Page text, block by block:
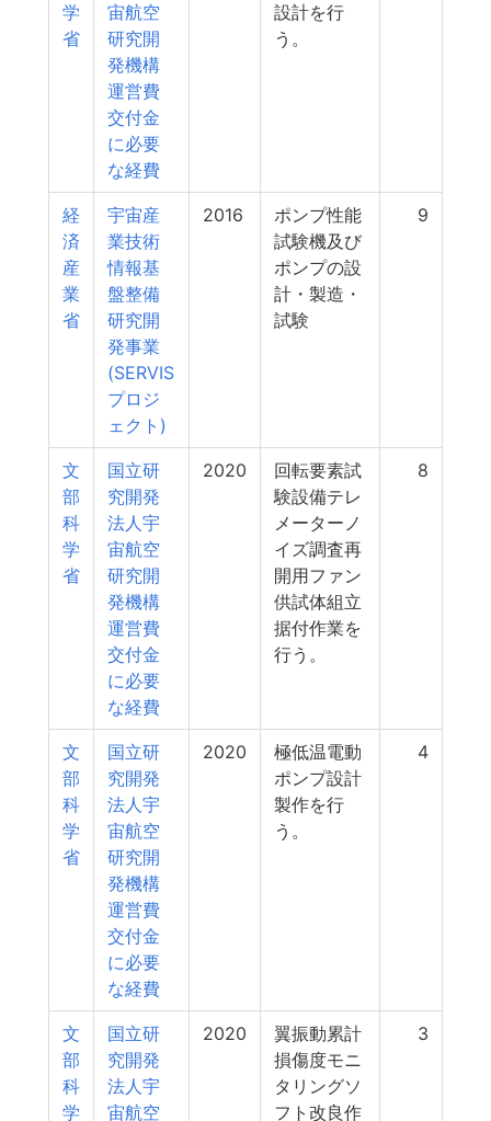
学
省
宙航空
研究開
発機構
運営費
交付金
に必要
な経費
設計を行
う。
経
済
産
業
省
宇宙産
業技術
情報基
盤整備
研究開
発事業
(SERVIS
プロジ
ェクト)
2016
ポンプ性能
試験機及び
ポンプの設
計・製造・
試験
9
文
部
科
学
省
国立研
究開発
法人宇
宙航空
研究開
発機構
運営費
交付金
に必要
な経費
2020
回転要素試
験設備テレ
メーターノ
イズ調査再
開用ファン
供試体組立
据付作業を
行う。
8
文
部
科
学
省
国立研
究開発
法人宇
宙航空
研究開
発機構
運営費
交付金
に必要
な経費
2020
極低温電動
ポンプ設計
製作を行
う。
4
文
部
科
学
国立研
究開発
法人宇
宙航空
2020
翼振動累計
損傷度モニ
タリングソ
フト改良作
3